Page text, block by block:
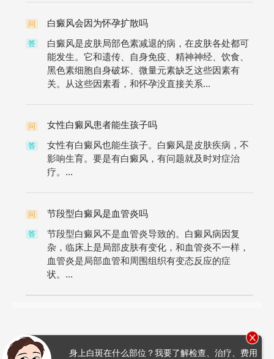
问 白癜风会因为怀孕扩散吗
答
白癜风是皮肤局部色素减退的病，在皮肤各处都可
能发生。它和遗传、自身免疫、精神神经、饮食、
黑色素细胞自身破坏、微量元素缺乏这些因素有
关。从这些因素看，和怀孕没直接关系...
问 女性白癜风患者能生孩子吗
答
女性有白癜风也能生孩子。白癜风是皮肤疾病，不
影响生育。要是有白癜风，有问题就及时对症治
疗。...
问 节段型白癜风是血管炎吗
答
节段型白癜风不是血管炎导致的。白癜风病因复
杂，临床上是局部皮肤有变化，和血管炎不一样，
血管炎是局部血管和周围组织有变态反应的症
状。...
身上白斑在什么部位？我要了解检查、治疗、费用